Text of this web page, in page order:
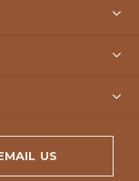
US